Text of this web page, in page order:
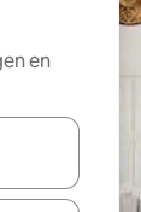
en
je een